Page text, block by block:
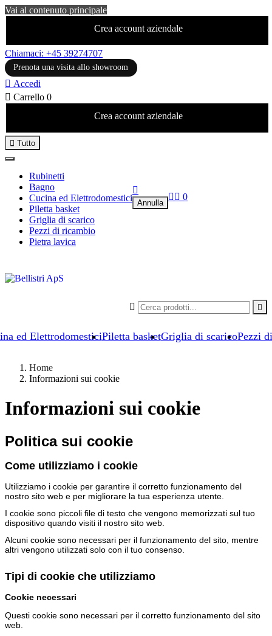
Vai al contenuto principale
Crea account aziendale
Chiamaci: +45 39274707
Prenota una visita allo showroom
 Accedi
 Carrello 0
Crea account aziendale
ed ElettrodomesticiPiletta basketGriglia di scaricoPezzi
 Tutto
Rubinetti
Bagno
Cucina ed Elettrodomestici
Piletta basket
Griglia di scarico
Pezzi di ricambio
Pietra lavica
 

Annulla
  0
Home
Informazioni sui cookie
Informazioni sui cookie
Politica sui cookie
Come utilizziamo i cookie
Utilizziamo i cookie per garantire il corretto funzionamento del
nostro sito web e per migliorare la tua esperienza utente.
I cookie sono piccoli file di testo che vengono memorizzati sul tuo
dispositivo quando visiti il nostro sito web.
Alcuni cookie sono necessari per il funzionamento del sito, mentre
altri vengono utilizzati solo con il tuo consenso.
Tipi di cookie che utilizziamo
Cookie necessari
Questi cookie sono necessari per il corretto funzionamento del sito
web.